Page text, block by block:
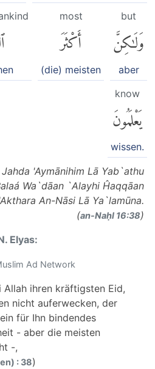
but
وَلَٰكِنَّ
aber
most
أَكْثَرَ
(die) meisten
know
يَعْلَمُونَ
wissen.
'Aymānihim Lā Yab`athu
Wa`dāan `Alayhi Ĥaqqāan
An-Nāsi Lā Ya`lamūna.
(an-Naḥl 16:38)
Elyas:
Ad Network
Allah ihren kräftigsten Eid,
nicht auferwecken, der
für Ihn bindendes
- aber die meisten
-,
: 38)